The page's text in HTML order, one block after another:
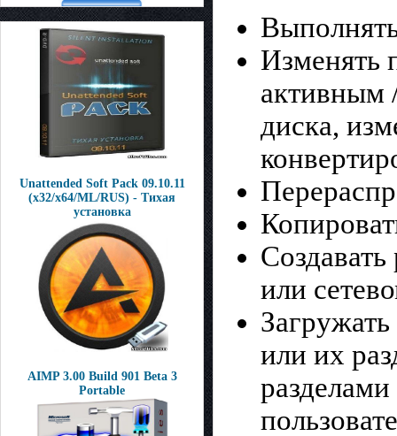
Unattended Soft Pack 09.10.11
(x32/x64/ML/RUS) - Тихая
установка
AIMP 3.00 Build 901 Beta 3
Portable
Изменять
активным
диска,
или
или их